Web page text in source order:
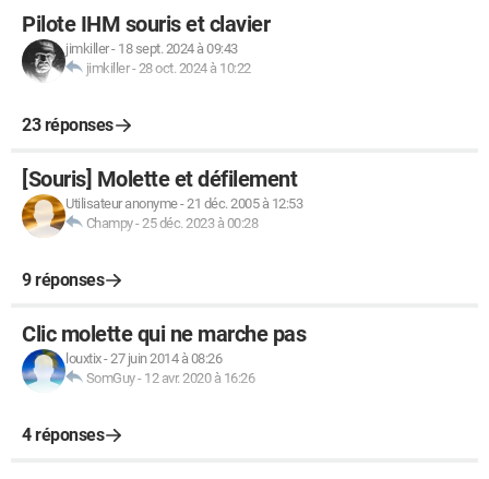
Pilote IHM souris et clavier
jimkiller- 18 sept. 2024 à 09:43
jimkiller-28 oct. 2024 à 10:22
23 réponses
[Souris] Molette et défilement
Utilisateur anonyme-21 déc. 2005 à 12:53
Champy-25 déc. 2023 à 00:28
9 réponses
Clic molette qui ne marche pas
louxtix-27 juin 2014 à 08:26
SomGuy- 12 avr. 2020 à 16:26
4 réponses